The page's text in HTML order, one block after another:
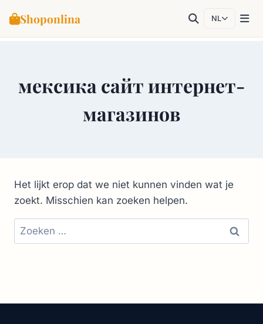
Shoponlina NL
мексика сайт интернет-
магазинов
Het lijkt erop dat we niet kunnen vinden wat je
zoekt. Misschien kan zoeken helpen.
Zoeken
naar: